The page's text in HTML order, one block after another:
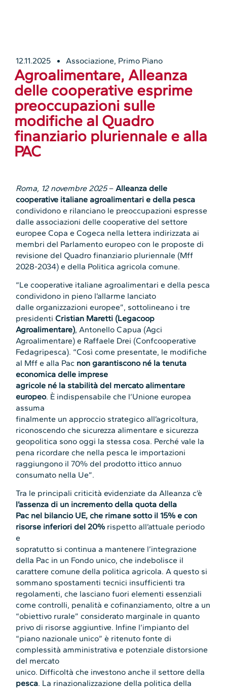
12.11.2025 Associazione, Primo Piano
Agroalimentare, Alleanza
delle cooperative esprime
preoccupazioni sulle
modifiche al Quadro
finanziario pluriennale e alla
PAC
Roma, 12 novembre 2025–Alleanza delle
cooperative italiane agroalimentari e della pesca
condividono e rilanciano le preoccupazioni espresse
dalle associazioni delle cooperative del settore
europee Copa e Cogeca nella lettera indirizzata ai
membri del Parlamento europeo con le proposte di
revisione del Quadro finanziario pluriennale (Mff
2028-2034) e della Politica agricola comune.
“Le cooperative italiane agroalimentari e della pesca
condividono in pieno l’allarme lanciato
dalle organizzazioni europee”, sottolineano i tre
presidentiCristian Maretti (Legacoop
Agroalimentare), Antonello Capua (Agci
Agroalimentare) e Raffaele Drei (Confcooperative
Fedagripesca). “Così come presentate, le modifiche
al Mff e alla Pac non garantiscono né la tenuta
economica delle imprese
agricole né la stabilità del mercato alimentare
europeo. È indispensabile che l’Unione europea
assuma
finalmente un approccio strategico all’agricoltura,
riconoscendo che sicurezza alimentare e sicurezza
geopolitica sono oggi la stessa cosa. Perché vale la
pena ricordare che nella pesca le importazioni
raggiungono il 70% del prodotto ittico annuo
consumato nella Ue”.
Tra le principali criticità evidenziate da Alleanza c’è
l’assenza di un incremento della quota della
Pac nel bilancio UE, che rimane sotto il 15% e con
risorse inferiori del 20% rispetto all’attuale periodo
e
sopratutto si continua a mantenere l’integrazione
della Pac in un Fondo unico, che indebolisce il
carattere comune della politica agricola. A questo si
sommano spostamenti tecnici insufficienti tra
regolamenti, che lasciano fuori elementi essenziali
come controlli, penalità e cofinanziamento, oltre a un
“obiettivo rurale” considerato marginale in quanto
privo di risorse aggiuntive. Infine l’impianto del
“piano nazionale unico” è ritenuto fonte di
complessità amministrativa e potenziale distorsione
del mercato
unico. Difficoltà che investono anche il settore della
pesca. La rinazionalizzazione della politica della